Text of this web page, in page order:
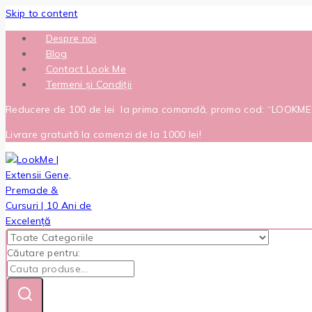
Skip to content
Despre noi
Blog
Contact Look Me
Termeni și Condiții
Reducere de 100 de lei la prima comandă, promo cod:
Livrare gratuită la comenzi de la 1000 lei!
Căutare pentru: